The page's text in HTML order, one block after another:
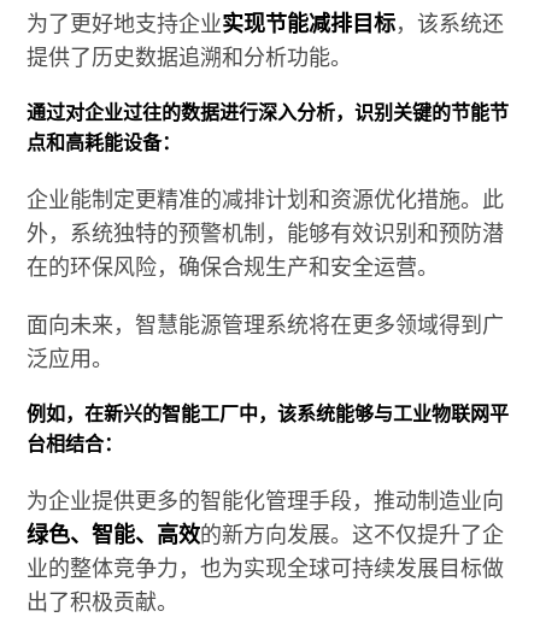
为了更好地支持企业实现节能减排目标，该系统还
提供了历史数据追溯和分析功能。
通过对企业过往的数据进行深入分析，识别关键的节能节
点和高耗能设备：
企业能制定更精准的减排计划和资源优化措施。此
外，系统独特的预警机制，能够有效识别和预防潜
在的环保风险，确保合规生产和安全运营。
面向未来，智慧能源管理系统将在更多领域得到广
泛应用。
例如，在新兴的智能工厂中，该系统能够与工业物联网平
台相结合：
为企业提供更多的智能化管理手段，推动制造业向
绿色、智能、高效的新方向发展。这不仅提升了企
业的整体竞争力，也为实现全球可持续发展目标做
出了积极贡献。